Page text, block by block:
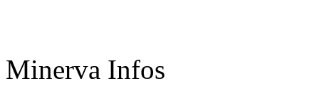
Minerva Infos